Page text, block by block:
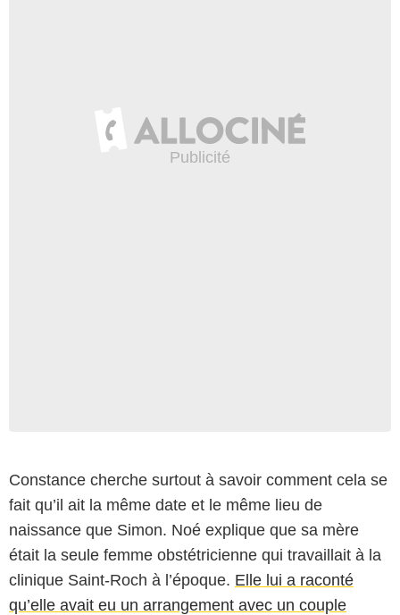
Constance cherche surtout à savoir comment cela se
fait qu’il ait la même date et le même lieu de
naissance que Simon. Noé explique que sa mère
était la seule femme obstétricienne qui travaillait à la
clinique Saint-Roch à l’époque. Elle lui a raconté
qu’elle avait eu un arrangement avec un couple